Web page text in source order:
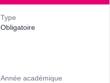
Type
Obligatoire
Année académique